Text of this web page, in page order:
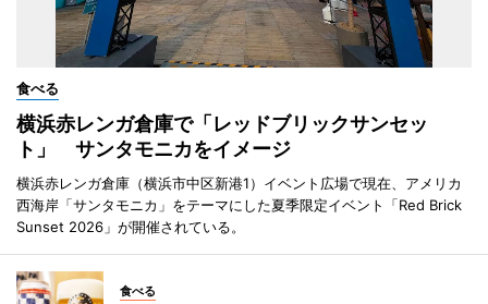
食べる
横浜赤レンガ倉庫で「レッドブリックサンセッ
ト」 サンタモニカをイメージ
横浜赤レンガ倉庫（横浜市中区新港1）イベント広場で現在、アメリカ
西海岸「サンタモニカ」をテーマにした夏季限定イベント「Red Brick
Sunset 2026」が開催されている。
食べる